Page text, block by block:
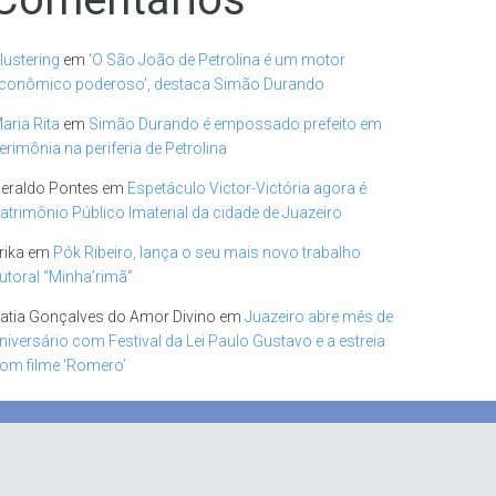
em ‘O São João de Petrolina é um motor
poderoso’, destaca Simão Durando
Rita em Simão Durando é empossado prefeito em
na periferia de Petrolina
Pontes em Espetáculo Victor-Victória agora é
Público Imaterial da cidade de Juazeiro
em Pók Ribeiro, lança o seu mais novo trabalho
“Minha’rimã”
Gonçalves do Amor Divino em Juazeiro abre mês de
com Festival da Lei Paulo Gustavo e a estreia
filme ‘Romero’